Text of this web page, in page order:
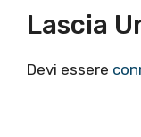
Lascia
Devi essere